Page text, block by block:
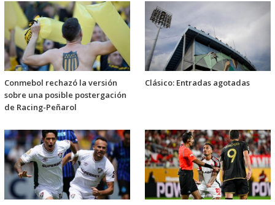
Conmebol rechazó la versión
sobre una posible postergación
de Racing-Peñarol
Clásico: Entradas agotadas